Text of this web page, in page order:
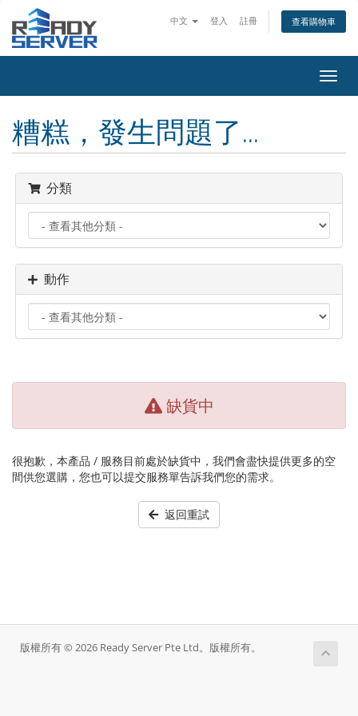
中文 登入 註冊 查看購物車
切
換
糟糕，發生問題了...
分類
動作
缺貨中
很抱歉，本產品 / 服務目前處於缺貨中，我們會盡快提供更多的空
間供您選購，您也可以提交服務單告訴我們您的需求。
返回重試
版權所有 © 2026 Ready Server Pte Ltd。版權所有。